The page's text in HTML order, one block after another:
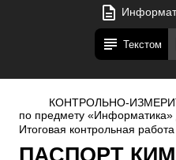
Текстом
КОНТРОЛЬНО-
по предмету «Информатика»
Итоговая контрольная
ПАСПОРТ КИМ